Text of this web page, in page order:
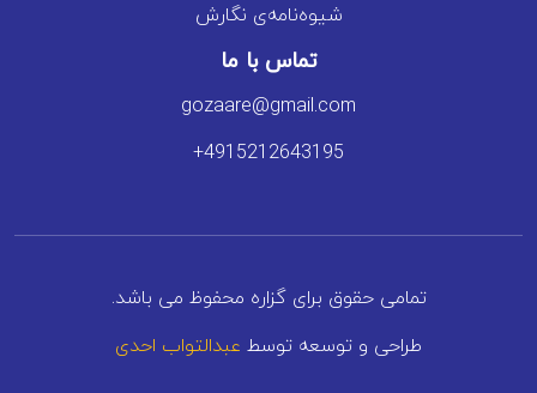
شیوه‌نامه‌ی نگارش
تماس با ما
gozaare@gmail.com
+4915212643195
تمامی حقوق برای گزاره محفوظ می باشد.
طراحی و توسعه توسط عبدالتواب احدی